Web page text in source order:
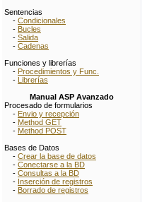
Sentencias
- Condicionales
- Bucles
- Salida
- Cadenas
Funciones y librerías
- Procedimientos y Func.
- Librerías
Manual ASP Avanzado
Procesado de formularios
- Envio y recepción
- Method GET
- Method POST
Bases de Datos
- Crear la base de datos
- Conectarse a la BD
- Consultas a la BD
- Inserción de registros
- Borrado de registros